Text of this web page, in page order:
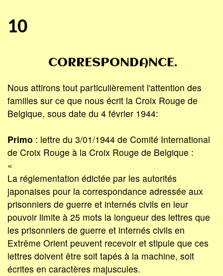
10
CORRESPONDANCE.
Nous attirons tout particulièrement l'attention des
familles sur ce que nous écrit la Croix Rouge de
Belgique, sous date du 4 février 1944:
Primo : lettre du 3/01/1944 de Comité International
de Croix Rouge à la Croix Rouge de Belgique :
«
La réglementation édictée par les autorités
japonaises pour la correspondance adressée aux
prisonniers de guerre et internés civils en leur
pouvoir limite à 25 mots la longueur des lettres que
les prisonniers de guerre et internés civils en
Extrême Orient peuvent recevoir et stipule que ces
lettres doivent être soit tapés à la machine, soit
écrites en caractères majuscules.